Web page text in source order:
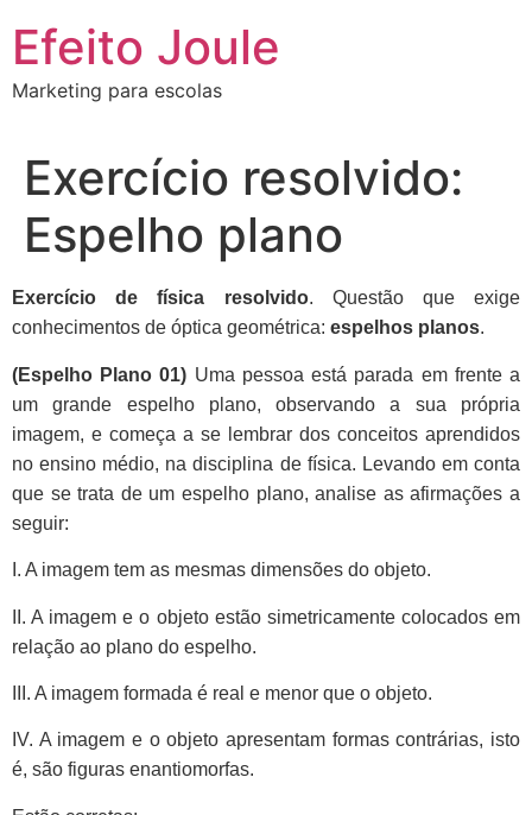
para
conteúdo
Efeito Joule
Marketing para escolas
Exercício resolvido:
Espelho plano
Exercício de física resolvido. Questão que exige
conhecimentos de óptica geométrica: espelhos planos.
(Espelho Plano 01) Uma pessoa está parada em frente a
um grande espelho plano, observando a sua própria
imagem, e começa a se lembrar dos conceitos aprendidos
no ensino médio, na disciplina de física. Levando em conta
que se trata de um espelho plano, analise as afirmações a
seguir:
I. A imagem tem as mesmas dimensões do objeto.
II. A imagem e o objeto estão simetricamente colocados em
relação ao plano do espelho.
III. A imagem formada é real e menor que o objeto.
IV. A imagem e o objeto apresentam formas contrárias, isto
é, são figuras enantiomorfas.